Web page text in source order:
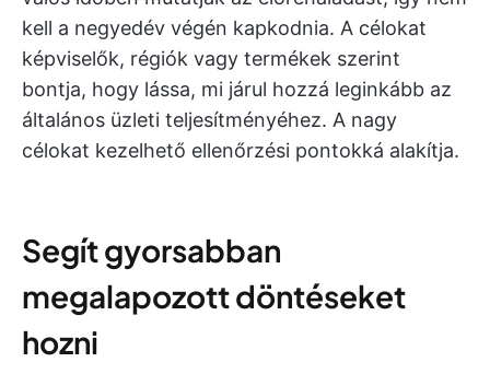
kell a negyedév végén kapkodnia. A célokat
képviselők, régiók vagy termékek szerint
bontja, hogy lássa, mi járul hozzá leginkább az
általános üzleti teljesítményéhez. A nagy
célokat kezelhető ellenőrzési pontokká alakítja.
Segít gyorsabban
megalapozott döntéseket
hozni